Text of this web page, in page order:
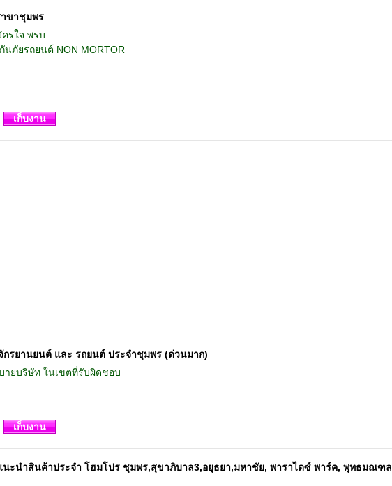
ขาชุมพร
รใจ พรบ.
ภัยรถยนต์ NON MORTOR
เก็บงาน
กรยานยนต์ และ รถยนต์ ประจำชุมพร (ด่วนมาก)
ยบริษัท ในเขตที่รับผิดชอบ
เก็บงาน
นะนำสินค้าประจำ โฮมโปร ชุมพร,สุขาภิบาล3,อยุธยา,มหาชัย, พาราไดซ์ พาร์ค, พุทธมณฑล